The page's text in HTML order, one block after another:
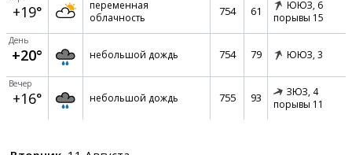
+19°
переменная
облачность
754 61 ЮЮЗ, 6
порывы 15
День
+20° небольшой дождь 754 79 ЮЮЗ, 3
Вечер
+16° небольшой дождь 755 93 ЗЮЗ, 4
порывы 11